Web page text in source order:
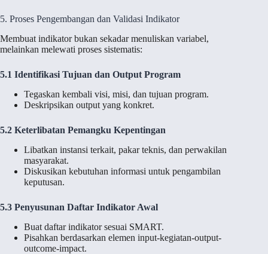
5. Proses Pengembangan dan Validasi Indikator
Membuat indikator bukan sekadar menuliskan variabel,
melainkan melewati proses sistematis:
5.1 Identifikasi Tujuan dan Output Program
Tegaskan kembali visi, misi, dan tujuan program.
Deskripsikan output yang konkret.
5.2 Keterlibatan Pemangku Kepentingan
Libatkan instansi terkait, pakar teknis, dan perwakilan
masyarakat.
Diskusikan kebutuhan informasi untuk pengambilan
keputusan.
5.3 Penyusunan Daftar Indikator Awal
Buat daftar indikator sesuai SMART.
Pisahkan berdasarkan elemen input-kegiatan-output-
outcome-impact.